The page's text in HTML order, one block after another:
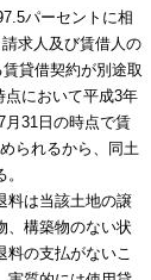
パーセントに相
求人及び賃借人の
貸借契約が別途取
点において平成3年
月31日の時点で賃
られるから、同土
料は当該土地の譲
、構築物のない状
料の支払がないこ